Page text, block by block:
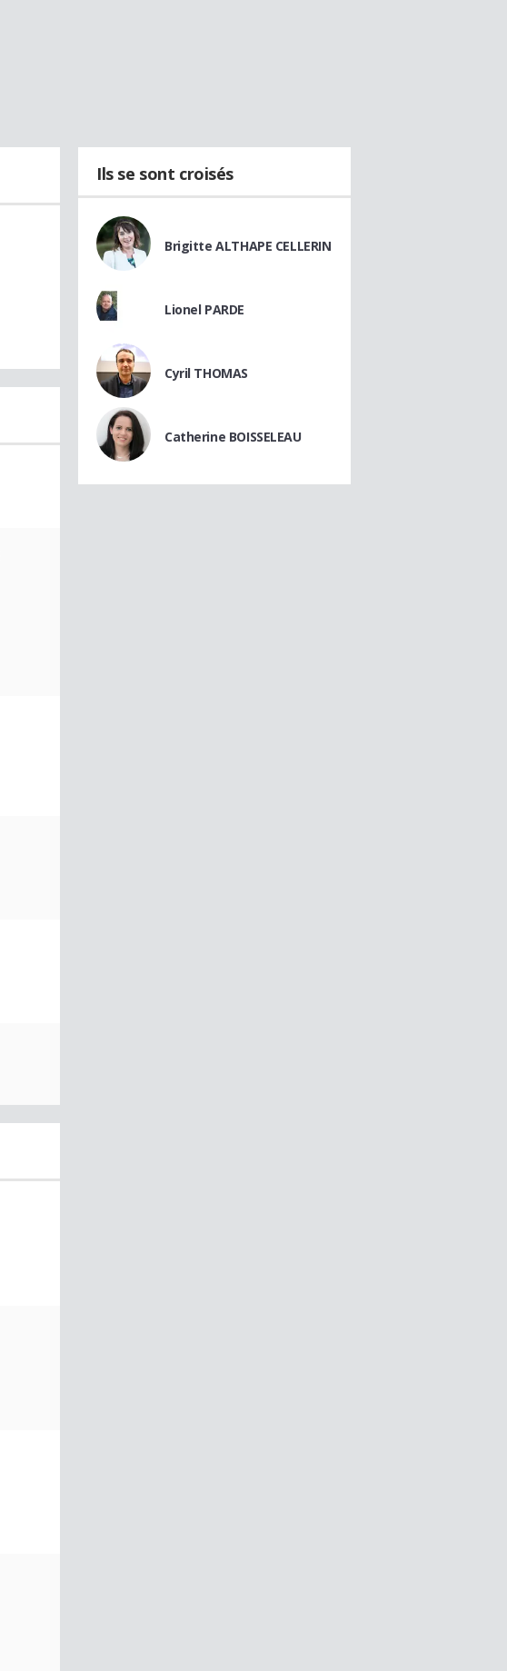
Ils se sont croisés
Brigitte ALTHAPE CELLERIN
Lionel PARDE
Cyril THOMAS
Catherine BOISSELEAU